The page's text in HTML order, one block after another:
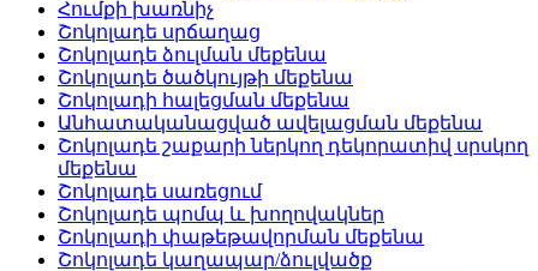
Հումքի խառնիչ
Շոկոլադե սրճաղաց
Շոկոլադե ձուլման մեքենա
Շոկոլադե ծածկույթի մեքենա
Շոկոլադի հալեցման մեքենա
Անհատականացված ավելացման մեքենա
Շոկոլադե շաքարի ներկող դեկորատիվ սրսկող
մեքենա
Շոկոլադե սառեցում
Շոկոլադե պոմպ և խողովակներ
Շոկոլադի փաթեթավորման մեքենա
Շոկոլադե կաղապար/ձուլվածք